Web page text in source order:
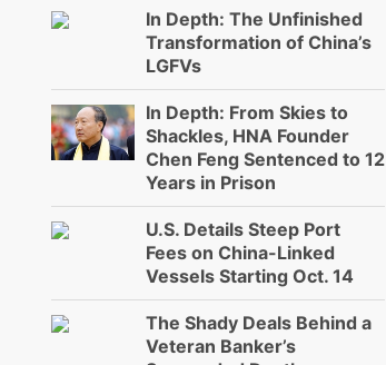
In Depth: The Unfinished
Transformation of China’s
LGFVs
In Depth: From Skies to
Shackles, HNA Founder
Chen Feng Sentenced to 12
Years in Prison
U.S. Details Steep Port
Fees on China-Linked
Vessels Starting Oct. 14
The Shady Deals Behind a
Veteran Banker’s